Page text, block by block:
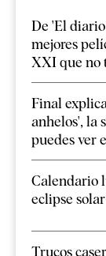
De 'El
mejores
XXI que no
Final
anhelos', la
puedes ver
Calendario
eclipse
Trucos